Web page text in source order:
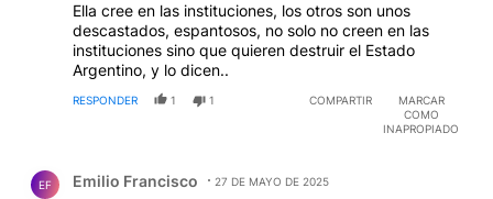
Ella cree en las instituciones, los otros son unos
descastados, espantosos, no solo no creen en las
instituciones sino que quieren destruir el Estado
Argentino, y lo dicen..
RESPONDER 1 1 COMPARTIR
MARCAR
COMO
INAPROPIADO
EF Emilio Francisco 27 DE MAYO DE 2025